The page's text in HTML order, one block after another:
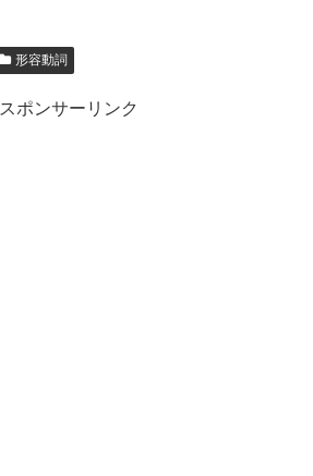
形容動詞
スポンサーリンク